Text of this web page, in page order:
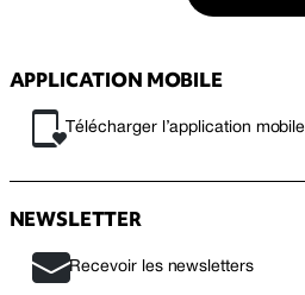
APPLICATION MOBILE
Télécharger l’application mobile
NEWSLETTER
Recevoir les newsletters